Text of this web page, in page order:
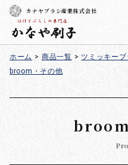
カナヤブラシ産業株式会社
ホーム > 商品一覧 > ツミッキーブ
broom・その他
broom